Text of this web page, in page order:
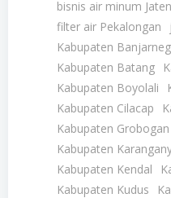
bisnis air minum
filter air Pekalongan
Kabupaten
Kabupaten Batang
Kabupaten Boyolali
Kabupaten Cilacap
Kabupaten Grobogan
Kabupaten
Kabupaten Kendal
Kabupaten Kudus